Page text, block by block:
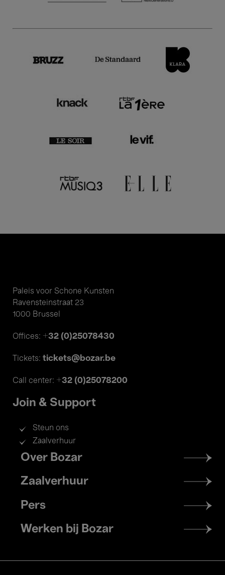
Paleis voor Schone Kunsten
Ravensteinstraat 23
1000 Brussel
Offices: +32 (0)25078430
Tickets: tickets@bozar.be
Call center: +32 (0)25078200
Join & Support
Steun ons
Zaalverhuur
Footer
menu
Over Bozar
Zaalverhuur
Pers
Werken bij Bozar